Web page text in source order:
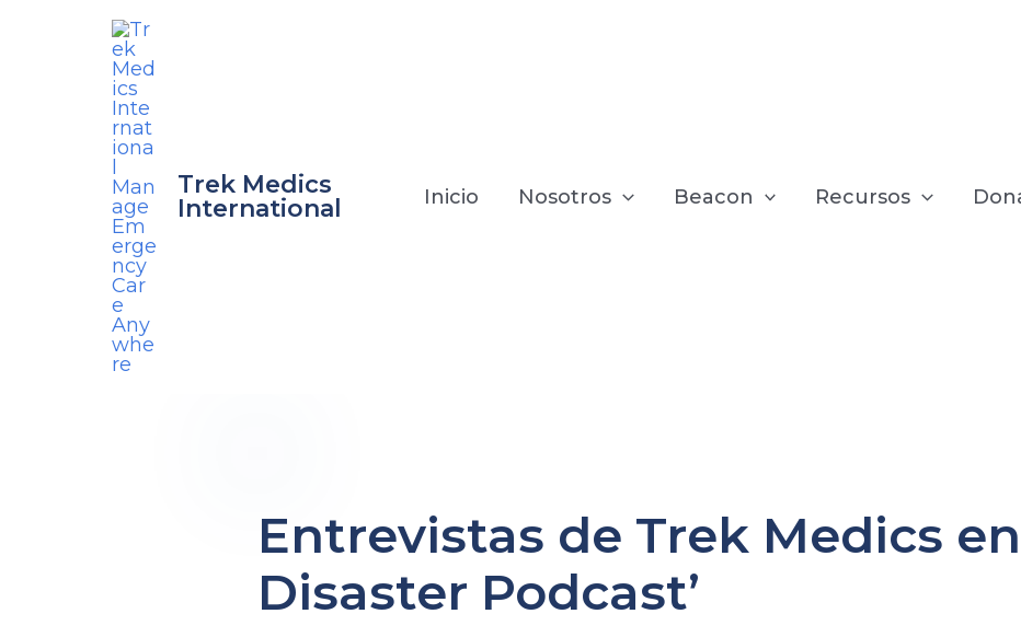
Trek Medics
International
Inicio Nosotros Beacon Recursos
Entrevistas de Trek Medics en
Disaster Podcast’